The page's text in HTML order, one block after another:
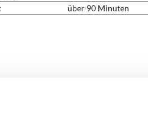
über 90 Minuten